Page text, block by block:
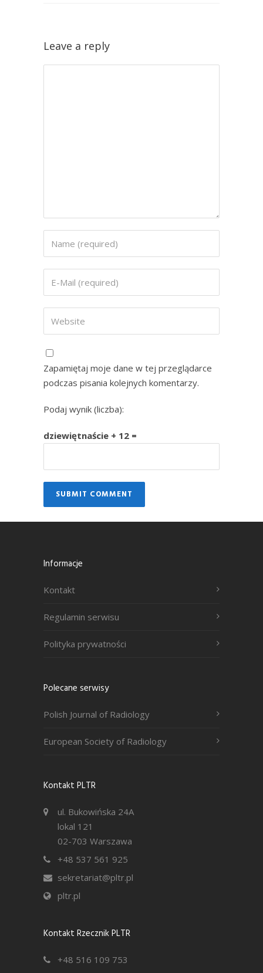
Leave a reply
Zapamiętaj moje dane w tej przeglądarce
podczas pisania kolejnych komentarzy.
Podaj wynik (liczba):
dziewiętnaście + 12 =
Informacje
Kontakt
Regulamin serwisu
Polityka prywatności
Polecane serwisy
Polish Journal of Radiology
European Society of Radiology
Kontakt PLTR
ul. Bukowińska 24A
lokal 121
02-703 Warszawa
+48 537 561 925
sekretariat@pltr.pl
pltr.pl
Kontakt Rzecznik PLTR
+48 516 109 753